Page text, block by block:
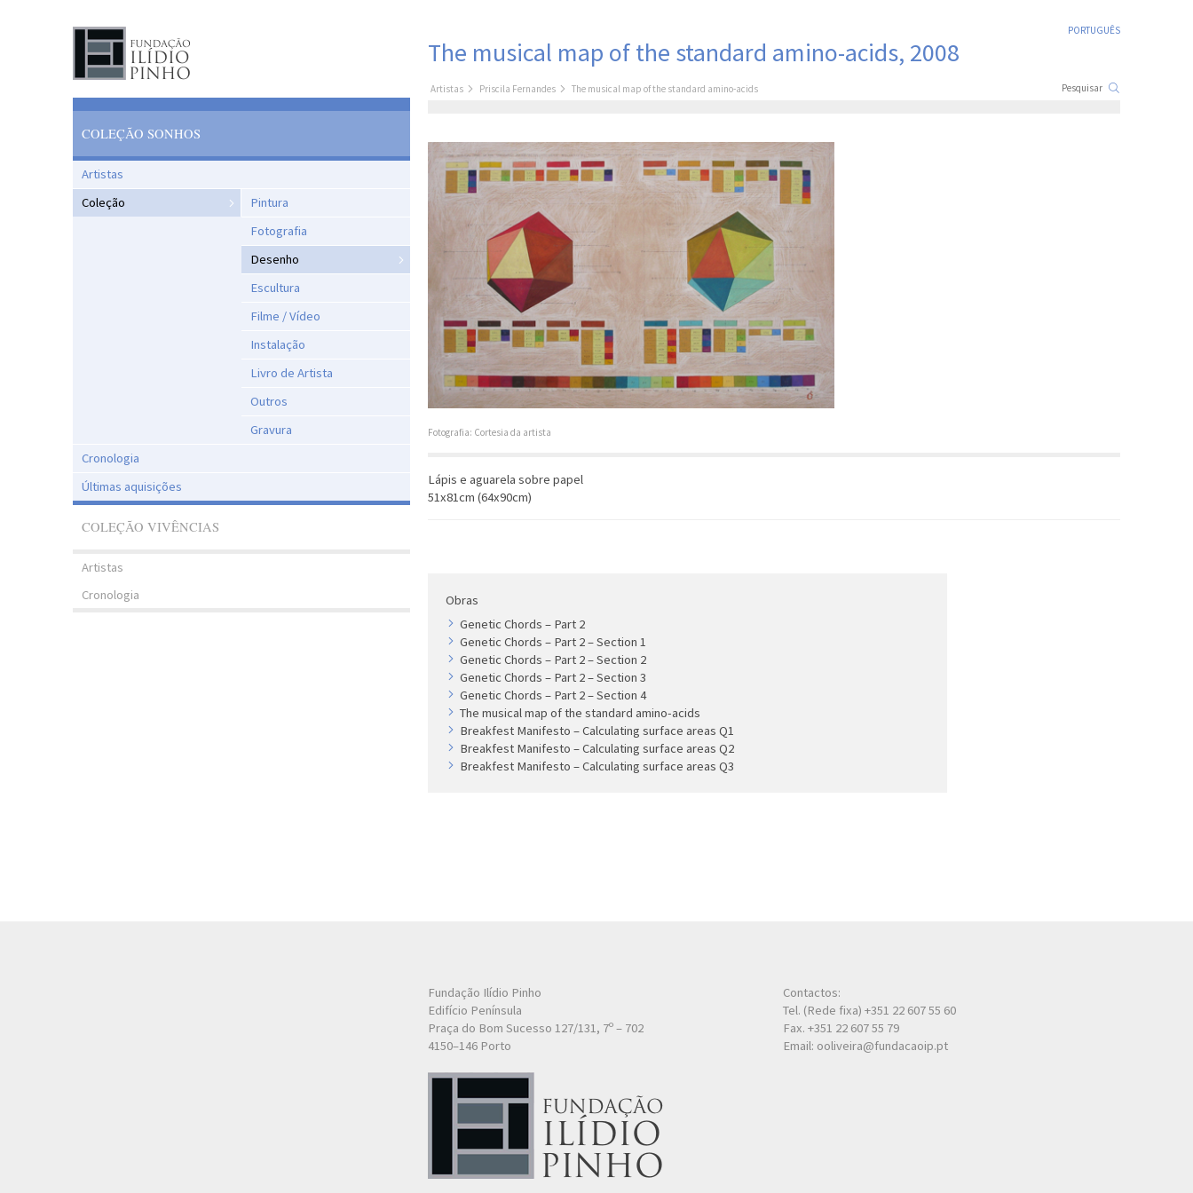
PORTUGUÊS
COLEÇÃO SONHOS
Artistas
Coleção
Pintura
Fotografia
Desenho
Escultura
Filme / Vídeo
Instalação
Livro de Artista
Outros
Gravura
Cronologia
Últimas aquisições
COLEÇÃO VIVÊNCIAS
Artistas
Cronologia
The musical map of the standard amino-acids, 2008
Artistas Priscila Fernandes The musical map of the standard amino-acids
Fotografia: Cortesia da artista
Lápis e aguarela sobre papel
51x81cm (64x90cm)
Obras
Genetic Chords – Part 2
Genetic Chords – Part 2 – Section 1
Genetic Chords – Part 2 – Section 2
Genetic Chords – Part 2 – Section 3
Genetic Chords – Part 2 – Section 4
The musical map of the standard amino-acids
Breakfest Manifesto – Calculating surface areas Q1
Breakfest Manifesto – Calculating surface areas Q2
Breakfest Manifesto – Calculating surface areas Q3
Fundação Ilídio Pinho
Edifício Península
Praça do Bom Sucesso 127/131, 7º – 702
4150–146 Porto
Contactos:
Tel. (Rede fixa) +351 22 607 55 60
Fax. +351 22 607 55 79
Email: ooliveira@fundacaoip.pt